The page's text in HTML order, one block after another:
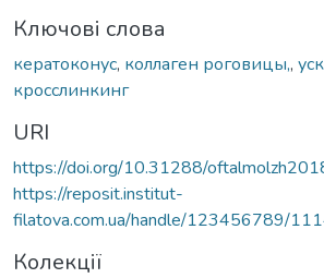
Ключові слова
кератоконус, коллаген роговицы,,
кросслинкинг
URI
https://doi.org/10.31288/
https://reposit.institut-
filatova.com.ua/handle/123456789/
Колекції